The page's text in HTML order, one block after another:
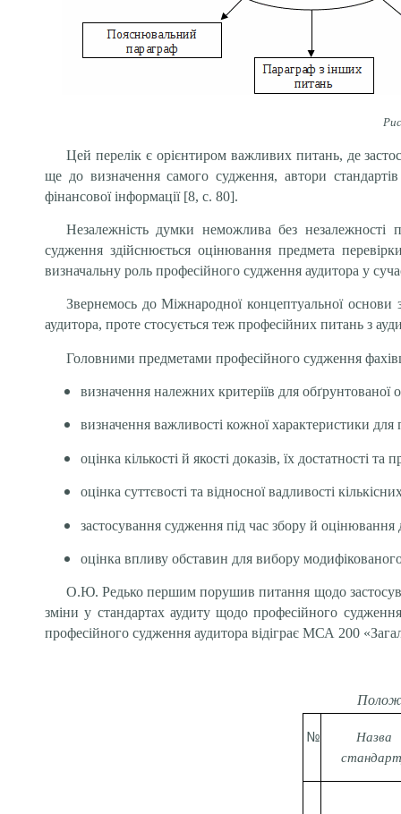
Цей перелік є орієнтиром важливих питань, де
ще до визначення самого судження, автори
фінансової інформації [8, с. 80].
Незалежність думки неможлива без незалежності
судження здійснюється оцінювання предмета
визначальну роль професійного судження аудитора у
Звернемось до Міжнародної концептуальної основи
аудитора, проте стосується теж професійних питань з
Головними предметами професійного судження
визначення належних критеріїв для обґрунтованої
визначення важливості кожної характеристики для
оцінка кількості й якості доказів, їх достатності
оцінка суттєвості та відносної вадливості
застосування судження під час збору й
оцінка впливу обставин для вибору
О.Ю. Редько першим порушив питання щодо
зміни у стандартах аудиту щодо професійного
професійного судження аудитора відіграє МСА 200
№
Назва